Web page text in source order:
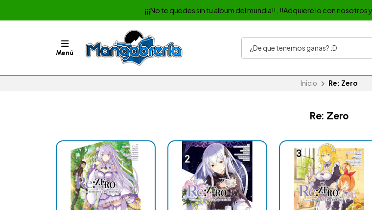
¡¡¡No te quedes sin tu album del mundia!! , !!Adquiere lo con
Menú
Inicio Re: Zero
Re: Zero